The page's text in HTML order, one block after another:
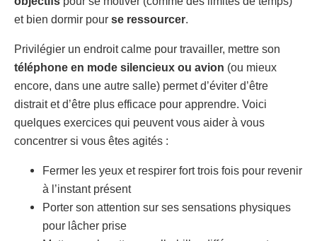
et bien dormir pour se ressourcer.
Privilégier un endroit calme pour travailler, mettre son
téléphone en mode silencieux ou avion (ou mieux
encore, dans une autre salle) permet d’éviter d’être
distrait et d’être plus efficace pour apprendre. Voici
quelques exercices qui peuvent vous aider à vous
concentrer si vous êtes agités :
Fermer les yeux et respirer fort trois fois pour revenir
à l’instant présent
Porter son attention sur ses sensations physiques
pour lâcher prise